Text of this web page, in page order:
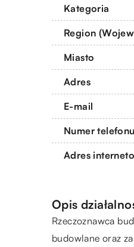
Kategoria
Region
Miasto
Adres
E-mail
Numer telefonu
Adres
Opis
Rzeczoznawca
budowlane oraz